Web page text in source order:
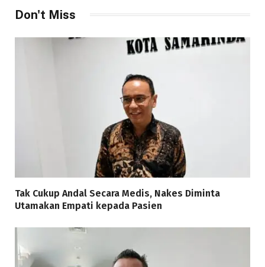
Don't Miss
Tak Cukup Andal Secara Medis, Nakes Diminta
Utamakan Empati kepada Pasien